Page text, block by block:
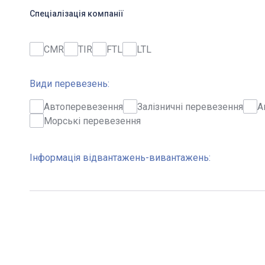
Спеціалізація компанії
CMR TIR FTL LTL
Види перевезень:
Автоперевезення Залізничні перевезення
Морські перевезення
Інформація відвантажень-вивантажень: